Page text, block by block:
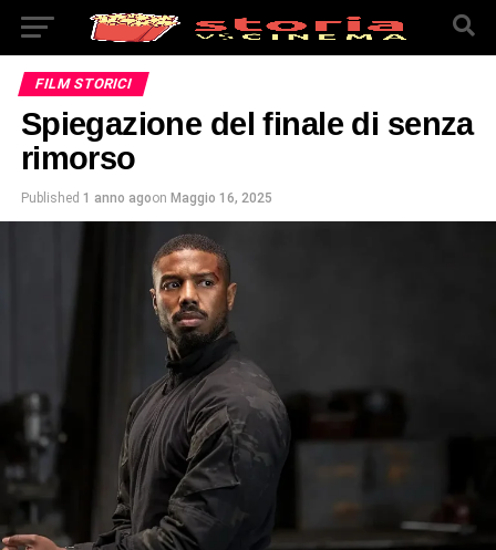
FILM STORICI
Spiegazione del finale di senza
rimorso
Published 1 anno agoon Maggio 16, 2025